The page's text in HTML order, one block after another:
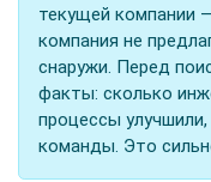
текущей компании
компания не
снаружи. Перед
факты: сколько
процессы
команды. Это